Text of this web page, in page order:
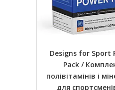
Designs for Sport
Pack /
полівітамінів і
для